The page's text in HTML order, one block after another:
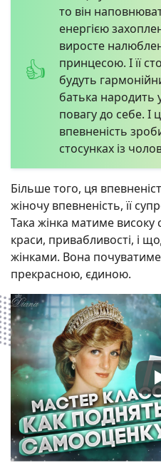
то він
енергією
виросте
принцесою. І її
будуть
батька народить
повагу до себе. І
впевненість
стосунках із
Більше того, ця
жіночу впевненість, її
Така жінка матиме високу
краси, привабливості, і
жінками. Вона
прекрасною, єдиною.